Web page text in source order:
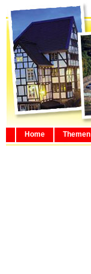
Home Themen